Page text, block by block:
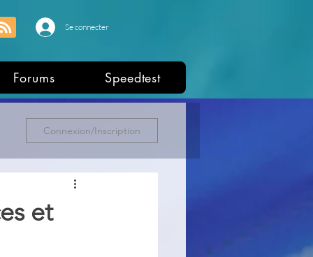
Se connecter
Forums Speedtest
Connexion/Inscription
et